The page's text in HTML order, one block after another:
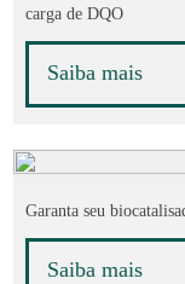
carga de DQO
Saiba mais
Garanta seu
Saiba mais